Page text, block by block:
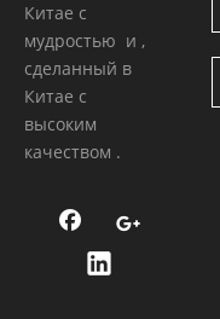
Китае с
мудростью и ,
сделанный в
Китае с
высоким
качеством .